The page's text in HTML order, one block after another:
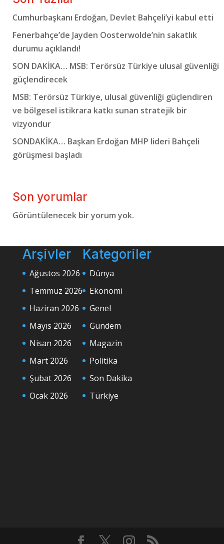
Cumhurbaşkanı Erdoğan, Devlet Bahçeli’yi kabul etti
Fenerbahçe’de Jayden Oosterwolde’nin sakatlık
durumu açıklandı!
SON DAKİKA… MSB: Terörsüz Türkiye ulusal güvenliği
güçlendirecek
MSB: Terörsüz Türkiye, ulusal güvenliği güçlendiren
ve bölgesel istikrara katkı sunan stratejik bir
vizyondur
SONDAKİKA… Başkan Erdoğan MHP lideri Bahçeli
görüşmesi başladı
Son yorumlar
Görüntülenecek bir yorum yok.
Arşivler
Ağustos 2026
Temmuz 2026
Haziran 2026
Mayıs 2026
Nisan 2026
Mart 2026
Şubat 2026
Ocak 2026
Kategoriler
Dünya
Ekonomi
Genel
Gündem
Magazin
Politika
Son Dakika
Türkiye